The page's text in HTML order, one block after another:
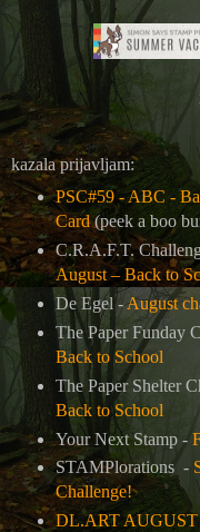
kazala prijavljam:
PSC#59 - ABC -
Card(peek a boo
C.R.A.F.T.
August – Back to
De Egel - August
The Paper Funday
Back to School
The Paper Shelter
Back to School
Your Next Stamp -
STAMPlorations -
Challenge!
DL.ART AUGUST